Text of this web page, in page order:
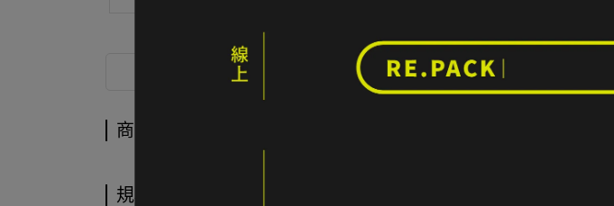
商品介紹
商品介紹
規格說明